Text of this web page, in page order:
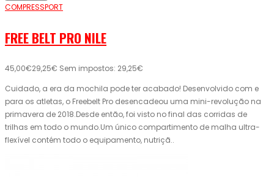
COMPRESSPORT
FREE BELT PRO NILE
45,00€29,25€ Sem impostos: 29,25€
Cuidado, a era da mochila pode ter acabado! Desenvolvido com e
para os atletas, o Freebelt Pro desencadeou uma mini-revolução na
primavera de 2018.Desde então, foi visto no final das corridas de
trilhas em todo o mundo.Um único compartimento de malha ultra-
flexível contém todo o equipamento, nutriçã..